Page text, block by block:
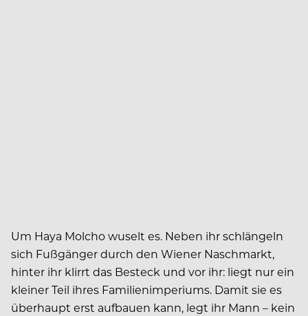
Um Haya Molcho wuselt es. Neben ihr schlängeln
sich Fußgänger durch den Wiener Naschmarkt,
hinter ihr klirrt das Besteck und vor ihr: liegt nur ein
kleiner Teil ihres Familienimperiums. Damit sie es
überhaupt erst aufbauen kann, legt ihr Mann – kein